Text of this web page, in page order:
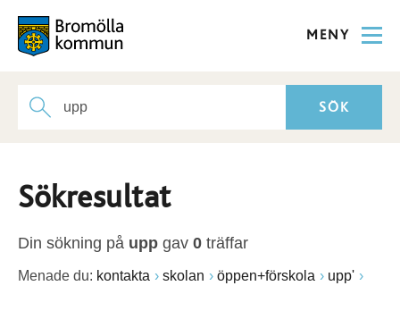
MENY
Sökresultat
Din sökning på upp gav 0 träffar
Menade du: kontakta skolan öppen+förskola upp'